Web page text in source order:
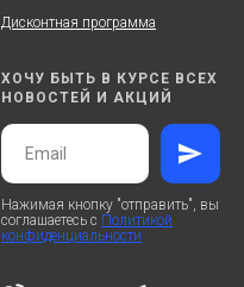
Дисконтная программа
ХОЧУ БЫТЬ В КУРСЕ ВСЕХ
НОВОСТЕЙ И АКЦИЙ
Нажимая кнопку "отправить", вы
соглашаетесь с Политикой
конфиденциальности